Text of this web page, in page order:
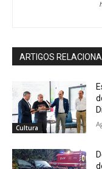
ARTIGOS
Cultura